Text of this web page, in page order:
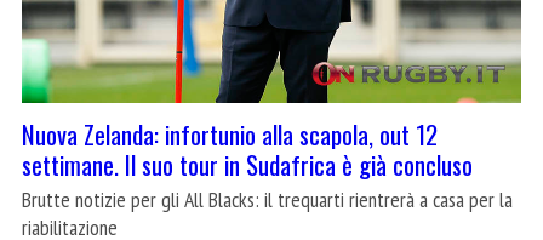
Nuova Zelanda: infortunio alla scapola, out 12
settimane. Il suo tour in Sudafrica è già concluso
Brutte notizie per gli All Blacks: il trequarti rientrerà a casa per la
riabilitazione